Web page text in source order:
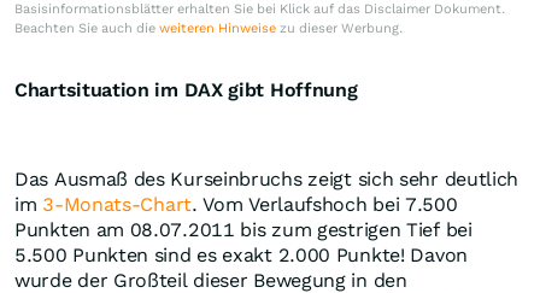
Basisinformationsblätter erhalten Sie bei Klick auf das Disclaimer Dokument.
Beachten Sie auch die weiteren Hinweise zu dieser Werbung.
Chartsituation im DAX gibt Hoffnung
Das Ausmaß des Kurseinbruchs zeigt sich sehr deutlich
im 3-Monats-Chart. Vom Verlaufshoch bei 7.500
Punkten am 08.07.2011 bis zum gestrigen Tief bei
5.500 Punkten sind es exakt 2.000 Punkte! Davon
wurde der Großteil dieser Bewegung in den